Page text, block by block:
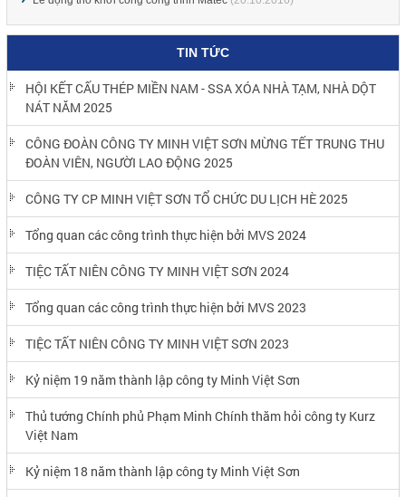
TIN TỨC
HỘI KẾT CẤU THÉP MIỀN NAM - SSA XÓA NHÀ TẠM, NHÀ DỘT
NÁT NĂM 2025
CÔNG ĐOÀN CÔNG TY MINH VIỆT SƠN MỪNG TẾT TRUNG THU
ĐOÀN VIÊN, NGƯỜI LAO ĐỘNG 2025
CÔNG TY CP MINH VIỆT SƠN TỔ CHỨC DU LỊCH HÈ 2025
Tổng quan các công trình thực hiện bởi MVS 2024
TIỆC TẤT NIÊN CÔNG TY MINH VIỆT SƠN 2024
Tổng quan các công trình thực hiện bởi MVS 2023
TIỆC TẤT NIÊN CÔNG TY MINH VIỆT SƠN 2023
Kỷ niệm 19 năm thành lập công ty Minh Việt Sơn
Thủ tướng Chính phủ Phạm Minh Chính thăm hỏi công ty Kurz
Việt Nam
Kỷ niệm 18 năm thành lập công ty Minh Việt Sơn